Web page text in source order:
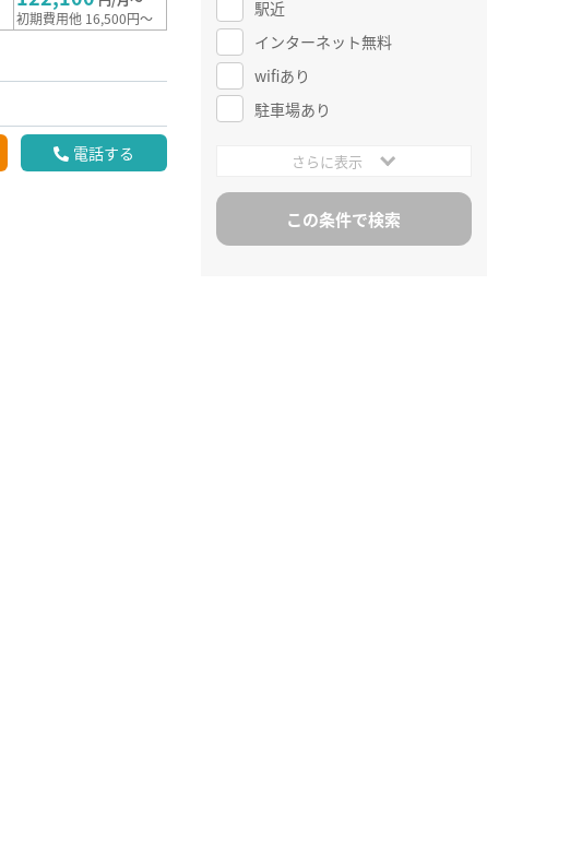
初期費用他 16,500円～
電話する
駅近
インターネット無料
wifiあり
駐車場あり
さらに表示